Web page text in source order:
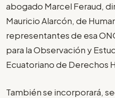
abogado Marcel Feraud,
Mauricio Alarcón, de
representantes de esa
para la Observación y
Ecuatoriano de Derechos
También se incorporará,